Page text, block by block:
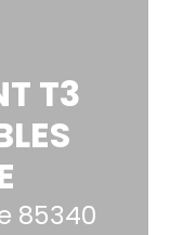
T3
85340